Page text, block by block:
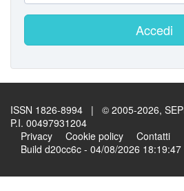
Accedi
ISSN 1826-8994 | © 2005-2026,
P.I. 00497931204
Privacy
Cookie policy
Contatti
Build d20cc6c - 04/08/2026 18:19:47